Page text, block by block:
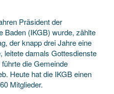
Präsident der
Baden (IKGB) wurde, zählte
der knapp drei Jahre eine
leitete damals Gottesdienste
die Gemeinde
Heute hat die IKGB einen
Mitglieder.